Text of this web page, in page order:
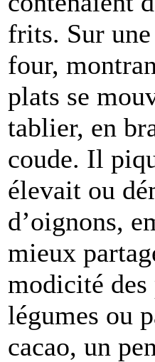
frits. Sur
four,
plats se
tablier, en
coude. Il
élevait ou
d’oignons,
mieux
modicité des
légumes ou
cacao, un